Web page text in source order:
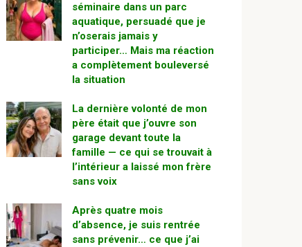
séminaire dans un parc
aquatique, persuadé que je
n’oserais jamais y
participer… Mais ma réaction
a complètement bouleversé
la situation
La dernière volonté de mon
père était que j’ouvre son
garage devant toute la
famille — ce qui se trouvait à
l’intérieur a laissé mon frère
sans voix
Après quatre mois
d’absence, je suis rentrée
sans prévenir… ce que j’ai